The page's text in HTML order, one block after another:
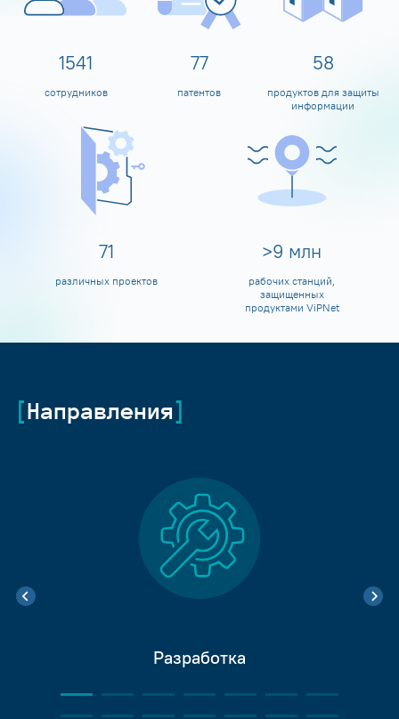
1600
сотрудников
80
патентов
60
продуктов для защиты
информации
80
различных проектов
>10 млн
рабочих станций,
защищенных
продуктами ViPNet
Направления
Разработка